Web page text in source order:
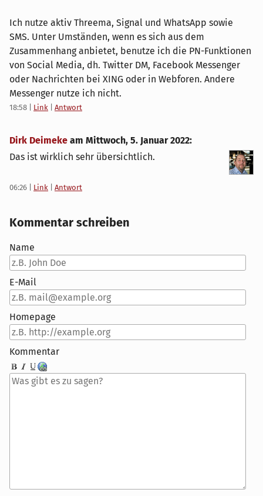
Ich nutze aktiv Threema, Signal und WhatsApp sowie
SMS. Unter Umständen, wenn es sich aus dem
Zusammenhang anbietet, benutze ich die PN-Funktionen
von Social Media, dh. Twitter DM, Facebook Messenger
oder Nachrichten bei XING oder in Webforen. Andere
Messenger nutze ich nicht.
18:58 Link Antwort
Dirk Deimeke am Mittwoch, 5. Januar 2022:
Das ist wirklich sehr übersichtlich.
06:26 Link Antwort
Kommentar schreiben
Name
E-Mail
Homepage
Kommentar